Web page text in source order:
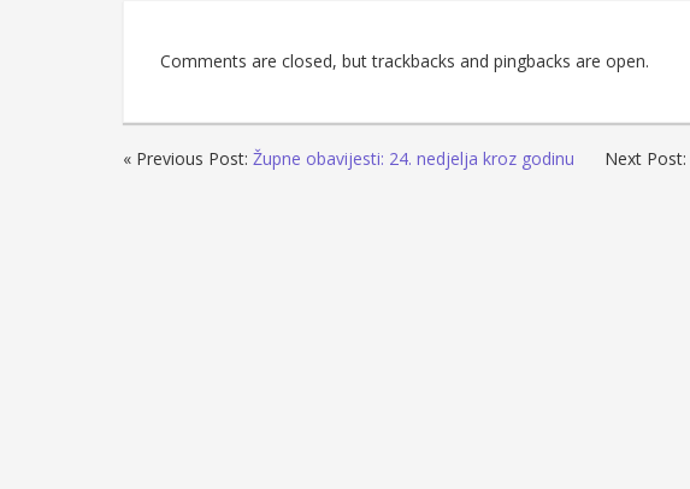
Comments are closed, but trackbacks and pingbacks are open.
« Previous Post: Župne obavijesti: 24. nedjelja kroz godinu Next Post: